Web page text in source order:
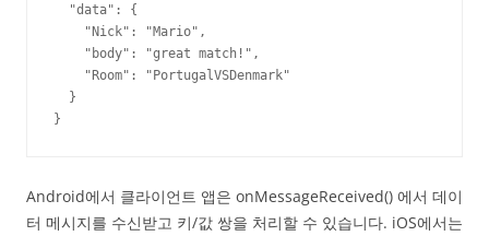
  "data": {
    "Nick": "Mario",
    "body": "great match!",
    "Room": "PortugalVSDenmark"
  }
}
Android에서 클라이언트 앱은 onMessageReceived() 에서 데이
터 메시지를 수신받고 키/값 쌍을 처리할 수 있습니다. iOS에서는